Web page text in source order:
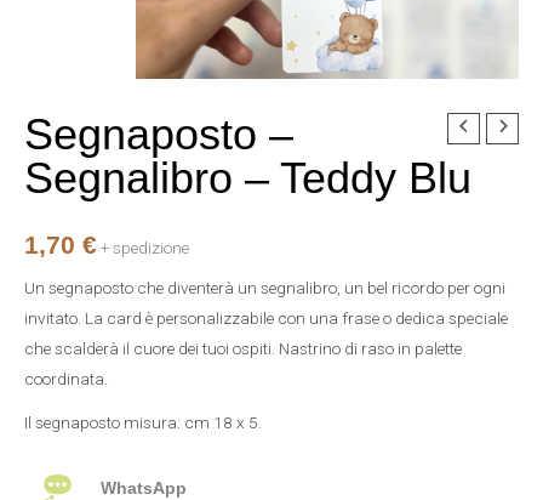
Segnaposto –
Segnalibro – Teddy Blu
1,70 €+ spedizione
Un segnaposto che diventerà un segnalibro, un bel ricordo per ogni
invitato. La card è personalizzabile con una frase o dedica speciale
che scalderà il cuore dei tuoi ospiti. Nastrino di raso in palette
coordinata.
Il segnaposto misura: cm 18 x 5.
WhatsApp
Segnaposto
Segnalibro
Teddy